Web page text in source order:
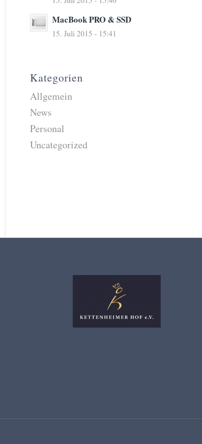
MacBook PRO & SSD
15. Juli 2015 - 15:41
Kategorien
Allgemein
News
Personal
Uncategorized